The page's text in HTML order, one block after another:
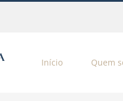
Início Quem